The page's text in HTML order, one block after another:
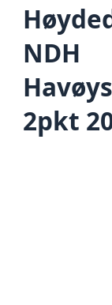
NDH
2pkt